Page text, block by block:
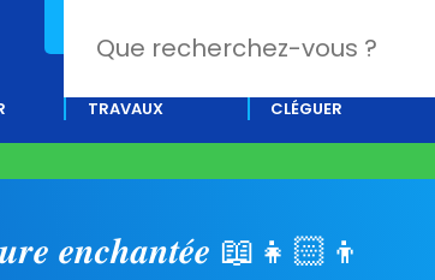
TRAVAUX
CLÉGUER
𝒆𝒏𝒄𝒉𝒂𝒏𝒕𝒆́𝒆​ 📖​👧🏻​👦​​​